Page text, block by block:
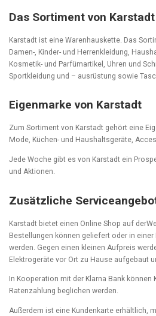
Das Sortiment von Karstadt
Karstadt ist eine Warenhauskette. Das
Damen-, Kinder- und Herrenkleidung,
Kosmetik- und Parfümartikel, Uhren und
Sportkleidung und – ausrüstung sowie
Eigenmarke von Karstadt
Zum Sortiment von Karstadt gehört eine
Mode, Küchen- und Haushaltsgeräte,
Jede Woche gibt es von Karstadt ein
und Aktionen.
Zusätzliche
Karstadt bietet einen Online Shop auf
Bestellungen können geliefert oder in einer
werden. Gegen einen kleinen Aufpreis
Elektrogeräte vor Ort zu Hause aufgebaut
In Kooperation mit der Klarna Bank können
Ratenzahlung beglichen werden.
Außerdem ist eine Kundenkarte erhältlich,